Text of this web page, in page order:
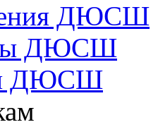
ДЮСШ
ДЮСШ
ДЮСШ